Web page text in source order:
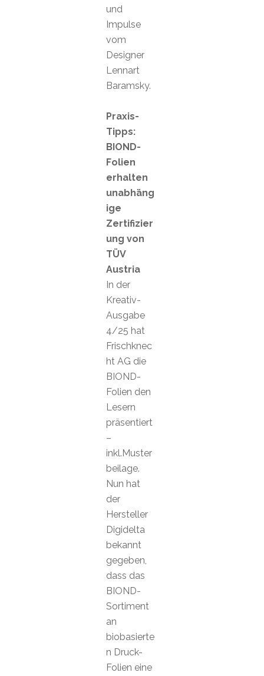
und
Impulse
vom
Designer
Lennart
Baramsky.
Praxis-
Tipps:
BIOND-
Folien
erhalten
unabhäng
ige
Zertifizier
ung von
TÜV
Austria
In der
Kreativ-
Ausgabe
4/25 hat
Frischknec
ht AG die
BIOND-
Folien den
Lesern
präsentiert
–
inkl.Muster
beilage.
Nun hat
der
Hersteller
Digidelta
bekannt
gegeben,
dass das
BIOND-
Sortiment
an
biobasierte
n Druck-
Folien eine